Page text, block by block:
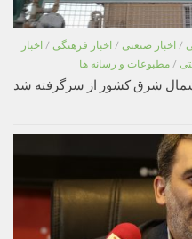
/ اخبار صنعتی / اخبار فرهنگی / اخبار
/ مطبوعات و رسانه ها
شمال شرق کشور از سرگرفته شد